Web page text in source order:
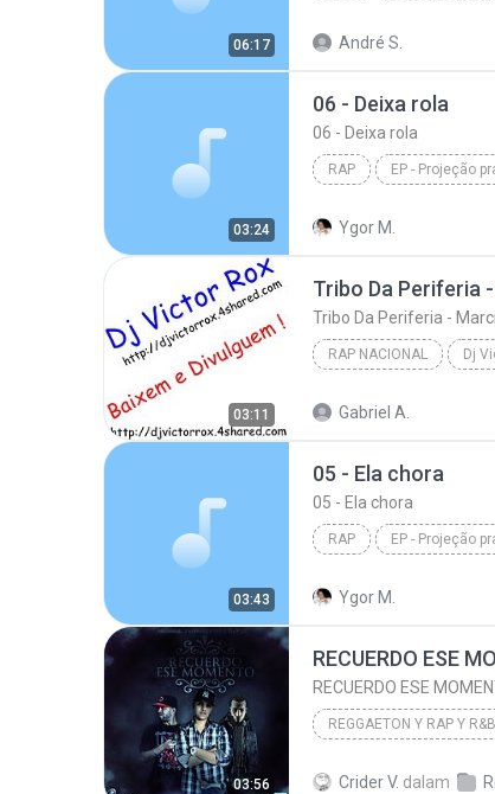
06:17 André S.
03:24
06 - Deixa rola
06 - Deixa rola
RAP EP - Projeção
Ygor M.
03:11
RAP NACIONAL Dj
Gabriel A.
03:43
05 - Ela chora
05 - Ela chora
RAP EP - Projeção
Ygor M.
03:56 Crider V. dalam